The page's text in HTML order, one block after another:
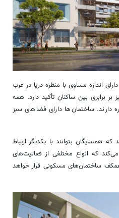
ارتفاع ۵۷ تا ۱۰۰ متر، آپارتمان‌هایی دارای اندازه مساوی با منظره دریا در غرب
بین ساکنان تأکید دارد. همه
ساختمان‌ها دارای فضاهای سبز
بتوانند با یکدیگر ارتباط
که انواع مختلفی از فعالیت‌های
ساختمان‌های مسکونی قرار خواهد